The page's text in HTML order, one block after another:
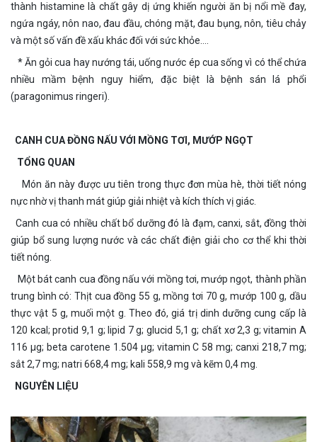
thành histamine là chất gây dị ứng khiến người ăn bị nổi mề đay,
ngứa ngáy, nôn nao, đau đầu, chóng mặt, đau bụng, nôn, tiêu chảy
và một số vấn đề xấu khác đối với sức khỏe….
* Ăn gỏi cua hay nướng tái, uống nước ép cua sống vì có thể chứa
nhiều mầm bệnh nguy hiểm, đặc biệt là bệnh sán lá phổi
(paragonimus ringeri).
CANH CUA ĐỒNG NẤU VỚI MỒNG TƠI, MƯỚP NGỌT
TỔNG QUAN
Món ăn này được ưu tiên trong thực đơn mùa hè, thời tiết nóng
nực nhờ vị thanh mát giúp giải nhiệt và kích thích vị giác.
Canh cua có nhiều chất bổ dưỡng đó là đạm, canxi, sắt, đồng thời
giúp bổ sung lượng nước và các chất điện giải cho cơ thể khi thời
tiết nóng.
Một bát canh cua đồng nấu với mồng tơi, mướp ngọt, thành phần
trung bình có: Thịt cua đồng 55 g, mồng tơi 70 g, mướp 100 g, dầu
thực vật 5 g, muối một g. Theo đó, giá trị dinh dưỡng cung cấp là
120 kcal; protid 9,1 g; lipid 7 g; glucid 5,1 g; chất xơ 2,3 g; vitamin A
116 µg; beta carotene 1.504 µg; vitamin C 58 mg; canxi 218,7 mg;
sắt 2,7 mg; natri 668,4 mg; kali 558,9 mg và kẽm 0,4 mg.
NGUYÊN LIỆU